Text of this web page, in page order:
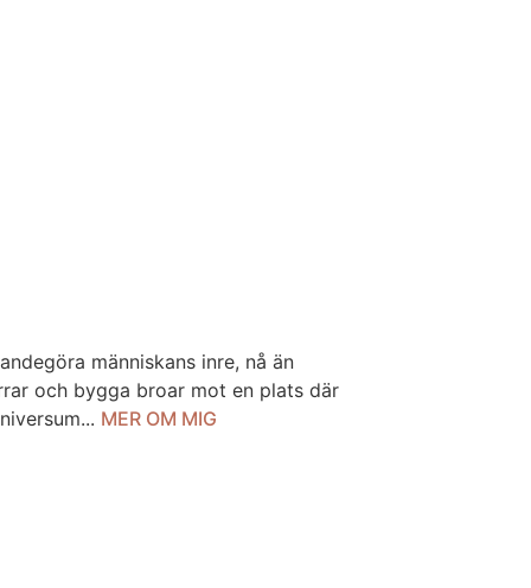
människans inre, nå än
och bygga broar mot en plats där
MER OM MIG